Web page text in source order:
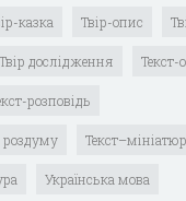
казка Твір-опис
Твір дослідження Текст-
розповідь
роздуму
Українська мова